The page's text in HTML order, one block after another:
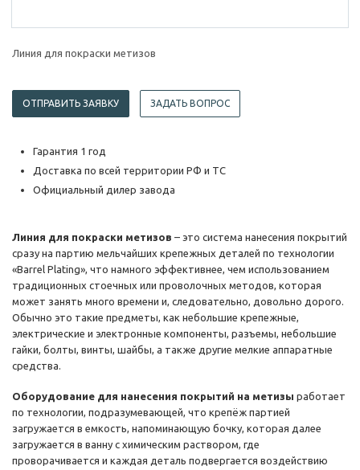
Линия для покраски метизов
ОТПРАВИТЬ ЗАЯВКУ ЗАДАТЬ ВОПРОС
Гарантия 1 год
Доставка по всей территории РФ и ТС
Официальный дилер завода
Линия для покраски метизов – это система нанесения покрытий
сразу на партию мельчайших крепежных деталей по технологии
«Barrel Plating», что намного эффективнее, чем использованием
традиционных стоечных или проволочных методов, которая
может занять много времени и, следовательно, довольно дорого.
Обычно это такие предметы, как небольшие крепежные,
электрические и электронные компоненты, разъемы, небольшие
гайки, болты, винты, шайбы, а также другие мелкие аппаратные
средства.
Оборудование для нанесения покрытий на метизы работает
по технологии, подразумевающей, что крепёж партией
загружается в емкость, напоминающую бочку, которая далее
загружается в ванну с химическим раствором, где
проворачивается и каждая деталь подвергается воздействию